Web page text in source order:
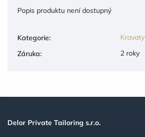
Popis produktu není dostupný
Kategorie:
Kravaty
Záruka: 2 roky
Delor Private Tailoring s.r.o.